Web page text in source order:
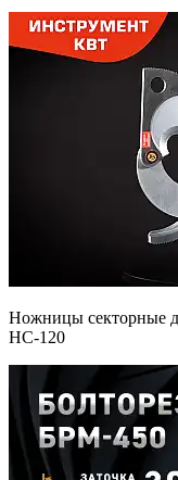
Ножницы секторные
НС-120